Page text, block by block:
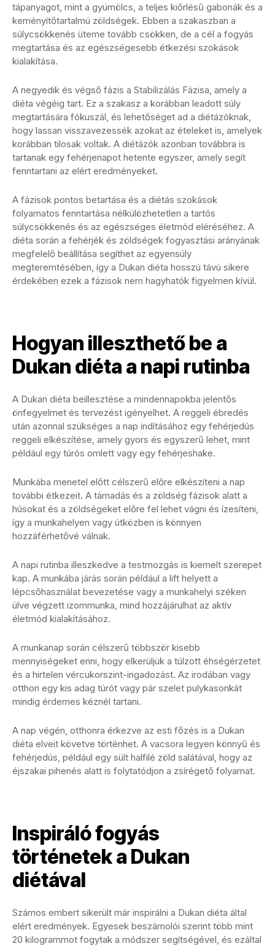
tápanyagot, mint a gyümölcs, a teljes kiőrlésű gabonák és a
keményítőtartalmú zöldségek. Ebben a szakaszban a
súlycsökkenés üteme tovább csökken, de a cél a fogyás
megtartása és az egészségesebb étkezési szokások
kialakítása.
A negyedik és végső fázis a Stabilizálás Fázisa, amely a
diéta végéig tart. Ez a szakasz a korábban leadott súly
megtartására fókuszál, és lehetőséget ad a diétázóknak,
hogy lassan visszavezessék azokat az ételeket is, amelyek
korábban tilosak voltak. A diétázók azonban továbbra is
tartanak egy fehérjenapot hetente egyszer, amely segít
fenntartani az elért eredményeket.
A fázisok pontos betartása és a diétás szokások
folyamatos fenntartása nélkülözhetetlen a tartós
súlycsökkenés és az egészséges életmód eléréséhez. A
diéta során a fehérjék és zöldségek fogyasztási arányának
megfelelő beállítása segíthet az egyensúly
megteremtésében, így a Dukan diéta hosszú távú sikere
érdekében ezek a fázisok nem hagyhatók figyelmen kívül.
Hogyan illeszthető be a
Dukan diéta a napi rutinba
A Dukan diéta beillesztése a mindennapokba jelentős
önfegyelmet és tervezést igényelhet. A reggeli ébredés
után azonnal szükséges a nap indításához egy fehérjedús
reggeli elkészítése, amely gyors és egyszerű lehet, mint
például egy túrós omlett vagy egy fehérjeshake.
Munkába menetel előtt célszerű előre elkészíteni a nap
további étkezeit. A támadás és a zöldség fázisok alatt a
húsokat és a zöldségeket előre fel lehet vágni és ízesíteni,
így a munkahelyen vagy útközben is könnyen
hozzáférhetővé válnak.
A napi rutinba illeszkedve a testmozgás is kiemelt szerepet
kap. A munkába járás során például a lift helyett a
lépcsőhasználat bevezetése vagy a munkahelyi széken
ülve végzett izommunka, mind hozzájárulhat az aktív
életmód kialakításához.
A munkanap során célszerű többször kisebb
mennyiségeket enni, hogy elkerüljük a túlzott éhségérzetet
és a hirtelen vércukorszint-ingadozást. Az irodában vagy
otthon egy kis adag túrót vagy pár szelet pulykasonkát
mindig érdemes kéznél tartani.
A nap végén, otthonra érkezve az esti főzés is a Dukan
diéta elveit követve történhet. A vacsora legyen könnyű és
fehérjedús, például egy sült halfilé zöld salátával, hogy az
éjszakai pihenés alatt is folytatódjon a zsírégető folyamat.
Inspiráló fogyás
történetek a Dukan
diétával
Számos embert sikerült már inspirálni a Dukan diéta által
elért eredmények. Egyesek beszámolói szerint több mint
20 kilogrammot fogytak a módszer segítségével, és ezáltal